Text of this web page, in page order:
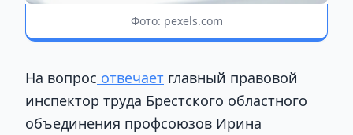
Фото: pexels.com
На вопрос отвечает главный правовой
инспектор труда Брестского областного
объединения профсоюзов Ирина